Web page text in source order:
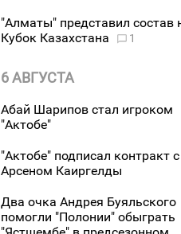
"Алматы" представил состав
Кубок Казахстана
1
6 АВГУСТА
Абай Шарипов стал игроком
"Актобе"
"Актобе" подписал контракт с
Арсеном Каиргелды
Два очка Андрея Буяльского
помогли "Полонии" обыграть